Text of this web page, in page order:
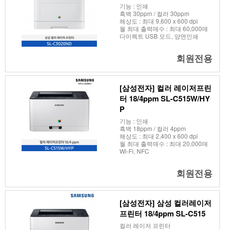
기능 : 인쇄
흑백 30ppm / 컬러 30ppm
해상도 : 최대 9,600 x 600 dpi
월 최대 출력매수 : 최대 60,000매
다이렉트 USB 모드, 양면인쇄
회원전용
[삼성전자] 컬러 레이저프린
터 18/4ppm SL-C515W/HY
P
기능 : 인쇄
흑백 18ppm / 컬러 4ppm
해상도 : 최대 2,400 x 600 dpi
월 최대 출력매수 : 최대 20,000매
Wi-Fi, NFC
회원전용
[삼성전자] 삼성 컬러레이저
프린터 18/4ppm SL-C515
컬러 레이저 프린터